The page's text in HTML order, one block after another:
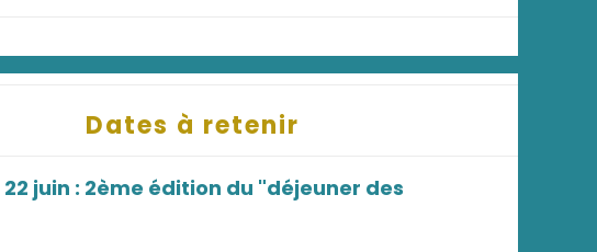
Dates à retenir
juin : 2ème édition du "déjeuner des